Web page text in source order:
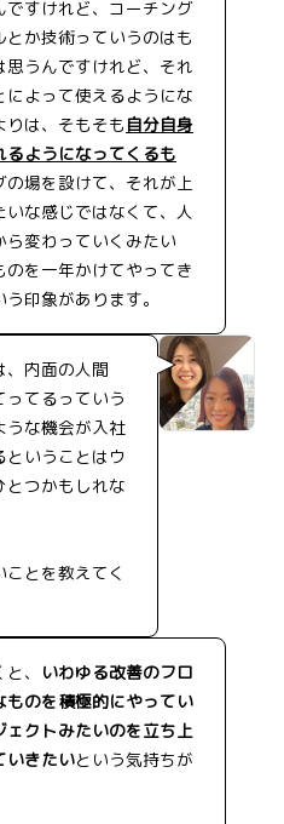
ですけれど、コーチング
とか技術っていうのはも
思うんですけれど、それ
によって使えるようにな
りは、そもそも 自分自身
るようになってくるも
の場を設けて、それが上
いな感じではなくて、人
ら変わっていくみたい
のを一年かけてやってき
印象があります。
、内面の人間
てるっていう
うな機会が入社
いうことはウ
とつかもしれな
とを教えてく
、
いわゆる改善のフロ
ものを積極的にやってい
ェクトみたいのを立ち上
いきたいという気持ちが